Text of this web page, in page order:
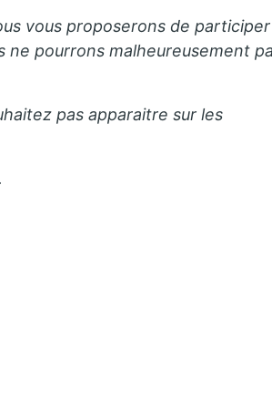
vous proposerons de
ne pourrons malheureusement
pas apparaitre sur les